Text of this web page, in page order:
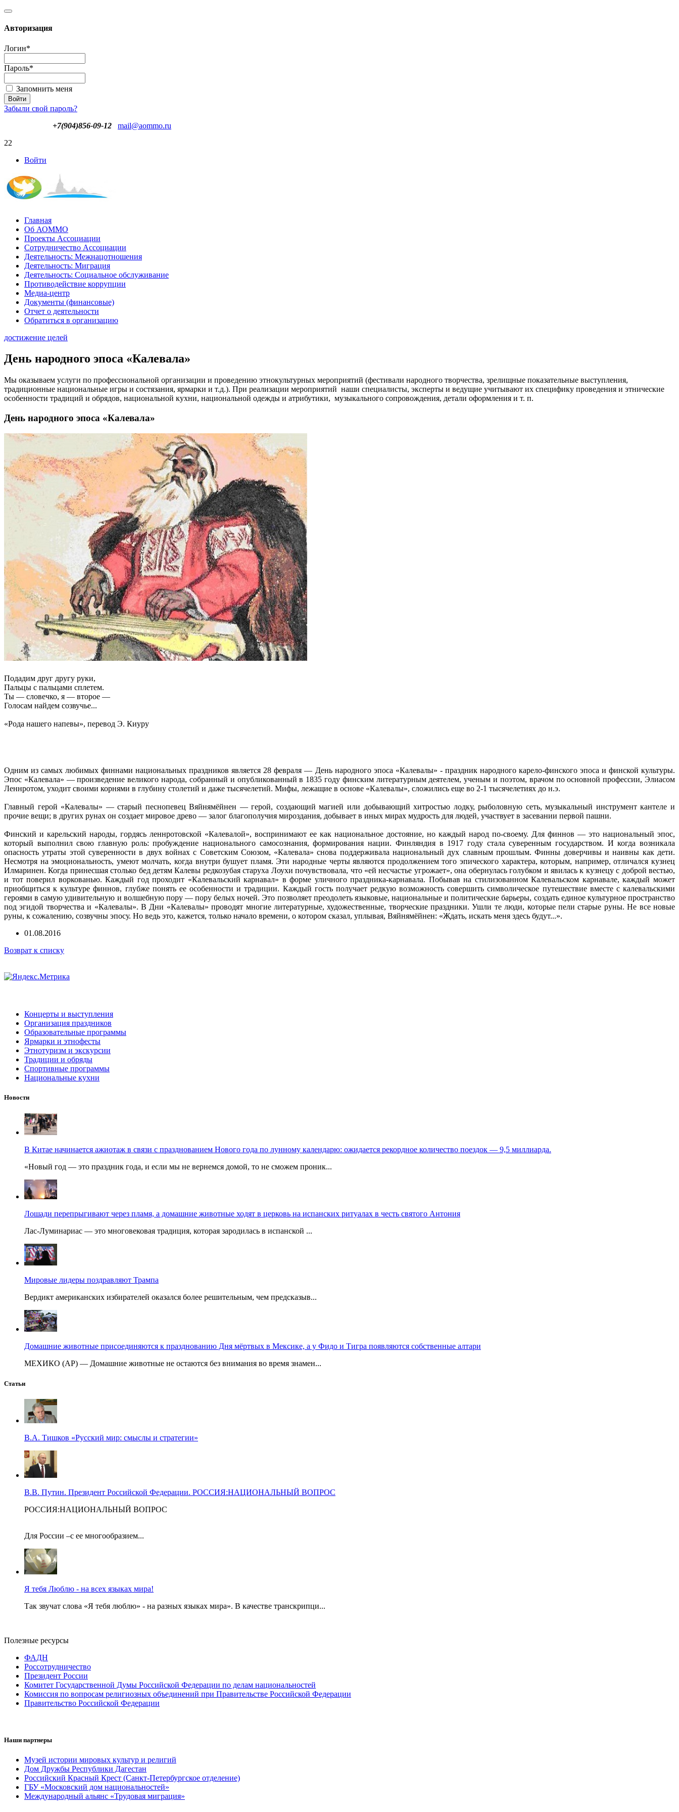
Авторизация
Логин*
Пароль*
Запомнить меня
Забыли свой пароль?
+7(904)856-09-12
mail@aommo.ru
22
Войти
Главная
Об АОММО
Проекты Ассоциации
Сотрудничество Ассоциации
Деятельность: Межнацотношения
Деятельность: Миграция
Деятельность: Социальное обслуживание
Противодействие коррупции
Медиа-центр
Документы (финансовые)
Отчет о деятельности
Обратиться в организацию
достижение целей
День народного эпоса «Калевала»
Мы оказываем услуги по профессиональной организации и проведению этнокультурных мероприятий (фестивали народного творчества, зрелищные показательные выступления,
традиционные национальные игры и состязания, ярмарки и т.д.). При реализации мероприятий наши специалисты, эксперты и ведущие учитывают их специфику проведения и этнические
особенности традиций и обрядов, национальной кухни, национальной одежды и атрибутики, музыкального сопровождения, детали оформления и т. п.
День народного эпоса «Калевала»
Подадим друг другу руки,
Пальцы с пальцами сплетем.
Ты — словечко, я — второе —
Голосам найдем созвучье...
«Рода нашего напевы», перевод Э. Киуру
Одним из самых любимых финнами национальных праздников является 28 февраля — День народного эпоса «Калевалы» - праздник народного карело-финского эпоса и финской культуры.
Эпос «Калевала» — произведение великого народа, собранный и опубликованный в 1835 году финским литературным деятелем, ученым и поэтом, врачом по основной профессии, Элиасом
Леннротом, уходит своими корнями в глубину столетий и даже тысячелетий. Мифы, лежащие в основе «Калевалы», сложились еще во 2-1 тысячелетиях до н.э.
Главный герой «Калевалы» — старый песнопевец Вяйнямёйнен — герой, создающий магией или добывающий хитростью лодку, рыболовную сеть, музыкальный инструмент кантеле и
прочие вещи; в других рунах он создает мировое древо — залог благополучия мироздания, добывает в иных мирах мудрость для людей, участвует в засевании первой пашни.
Финский и карельский народы, гордясь леннротовской «Калевалой», воспринимают ее как национальное достояние, но каждый народ по-своему. Для финнов — это национальный эпос,
который выполнил свою главную роль: пробуждение национального самосознания, формирования нации. Финляндия в 1917 году стала суверенным государством. И когда возникала
опасность утраты этой суверенности в двух войнах с Советским Союзом, «Калевала» снова поддерживала национальный дух славным прошлым. Финны доверчивы и наивны как дети.
Несмотря на эмоциональность, умеют молчать, когда внутри бушует пламя. Эти народные черты являются продолжением того эпического характера, которым, например, отличался кузнец
Илмаринен. Когда принесшая столько бед детям Калевы редкозубая старуха Лоухи почувствовала, что «ей несчастье угрожает», она обернулась голубком и явилась к кузнецу с доброй вестью,
и тот поверил воркованью. Каждый год проходит «Калевальский карнавал» в форме уличного праздника-карнавала. Побывав на стилизованном Калевальском карнавале, каждый может
приобщиться к культуре финнов, глубже понять ее особенности и традиции. Каждый гость получает редкую возможность совершить символическое путешествие вместе с калевальскими
героями в самую удивительную и волшебную пору — пору белых ночей. Это позволяет преодолеть языковые, национальные и политические барьеры, создать единое культурное пространство
под эгидой творчества и «Калевалы». В Дни «Калевалы» проводят многие литературные, художественные, творческие праздники. Ушли те люди, которые пели старые руны. Не все новые
руны, к сожалению, созвучны эпосу. Но ведь это, кажется, только начало времени, о котором сказал, уплывая, Вяйнямёйнен: «Ждать, искать меня здесь будут...».
01.08.2016
Возврат к списку
Концерты и выступления
Организация праздников
Образовательные программы
Ярмарки и этнофесты
Этнотуризм и экскурсии
Традиции и обряды
Спортивные программы
Национальные кухни
Новости
В Китае начинается ажиотаж в связи с празднованием Нового года по лунному календарю: ожидается рекордное количество поездок — 9,5 миллиарда.
«Новый год — это праздник года, и если мы не вернемся домой, то не сможем проник...
Лошади перепрыгивают через пламя, а домашние животные ходят в церковь на испанских ритуалах в честь святого Антония
Лас-Луминариас — это многовековая традиция, которая зародилась в испанской ...
Мировые лидеры поздравляют Трампа
Вердикт американских избирателей оказался более решительным, чем предсказыв...
Домашние животные присоединяются к празднованию Дня мёртвых в Мексике, а у Фидо и Тигра появляются собственные алтари
МЕХИКО (AP) — Домашние животные не остаются без внимания во время знамен...
Статьи
В.А. Тишков «Русский мир: смыслы и стратегии»
В.В. Путин. Президент Российской Федерации. РОССИЯ:НАЦИОНАЛЬНЫЙ ВОПРОС
РОССИЯ:НАЦИОНАЛЬНЫЙ ВОПРОС
Для России –с ее многообразием...
Я тебя Люблю - на всех языках мира!
Так звучат слова «Я тебя люблю» - на разных языках мира». В качестве транскрипци...
Полезные ресурсы
ФАДН
Россотрудничество
Президент России
Комитет Государственной Думы Российской Федерации по делам национальностей
Комиссия по вопросам религиозных объединений при Правительстве Российской Федерации
Правительство Российской Федерации
Наши партнеры
Музей истории мировых культур и религий
Дом Дружбы Республики Дагестан
Российский Красный Крест (Санкт-Петербургское отделение)
ГБУ «Московский дом национальностей»
Международный альянс «Трудовая миграция»